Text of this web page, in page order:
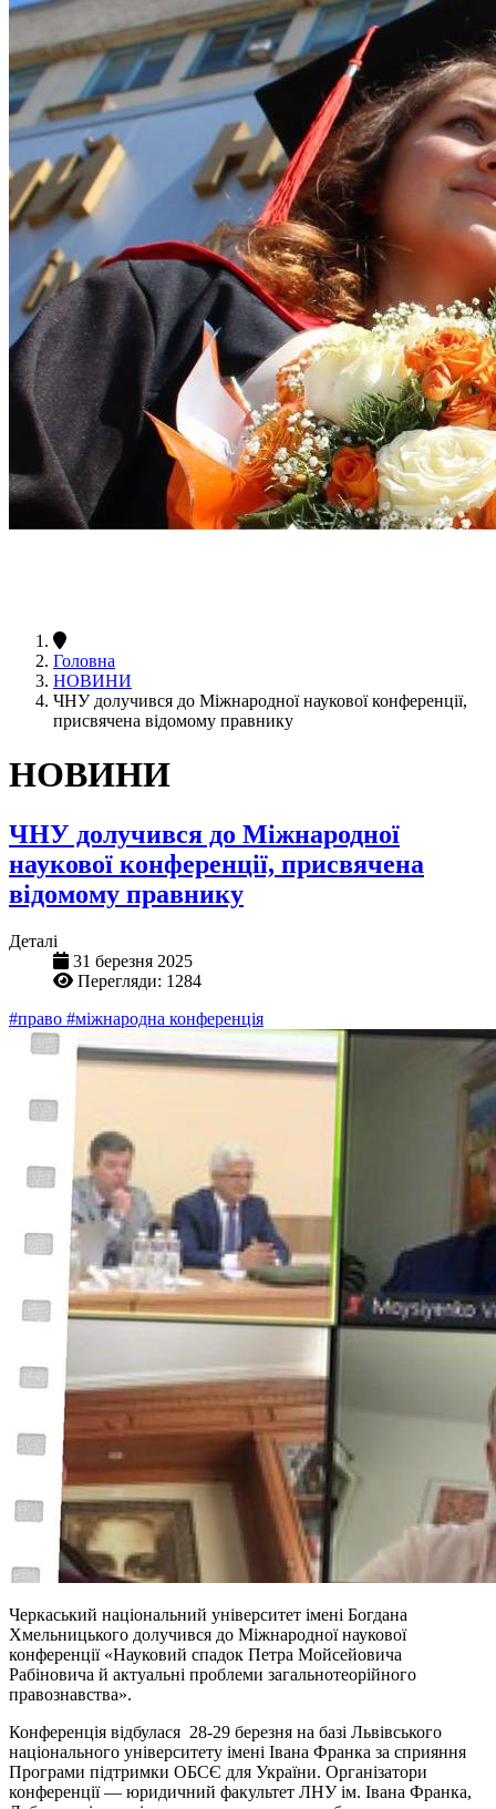
Головна
НОВИНИ
ЧНУ долучився до Міжнародної наукової конференції,
присвячена відомому правнику
НОВИНИ
ЧНУ долучився до Міжнародної
наукової конференції, присвячена
відомому правнику
Деталі
31 березня 2025
Перегляди: 1284
#право #міжнародна конференція
Черкаський національний університет імені Богдана
Хмельницького долучився до Міжнародної наукової
конференції «Науковий спадок Петра Мойсейовича
Рабіновича й актуальні проблеми загальнотеорійного
правознавства».
Конференція відбулася 28-29 березня на базі Львівського
національного університету імені Івана Франка за сприяння
Програми підтримки ОБСЄ для України. Організатори
конференції — юридичний факультет ЛНУ ім. Івана Франка,